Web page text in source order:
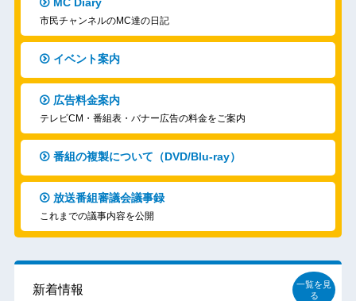
市民チャンネルのMC達の日記
イベント案内
広告料金案内
テレビCM・番組表・バナー広告の料金をご案内
番組の複製について（DVD/Blu-ray）
放送番組審議会議事録
これまでの議事内容を公開
新着情報
一覧を見
る